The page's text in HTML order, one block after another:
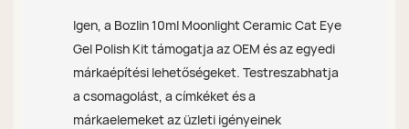
Igen, a Bozlin 10ml Moonlight Ceramic Cat Eye
Gel Polish Kit támogatja az OEM és az egyedi
márkaépítési lehetőségeket. Testreszabhatja
a csomagolást, a címkéket és a
márkaelemeket az üzleti igényeinek